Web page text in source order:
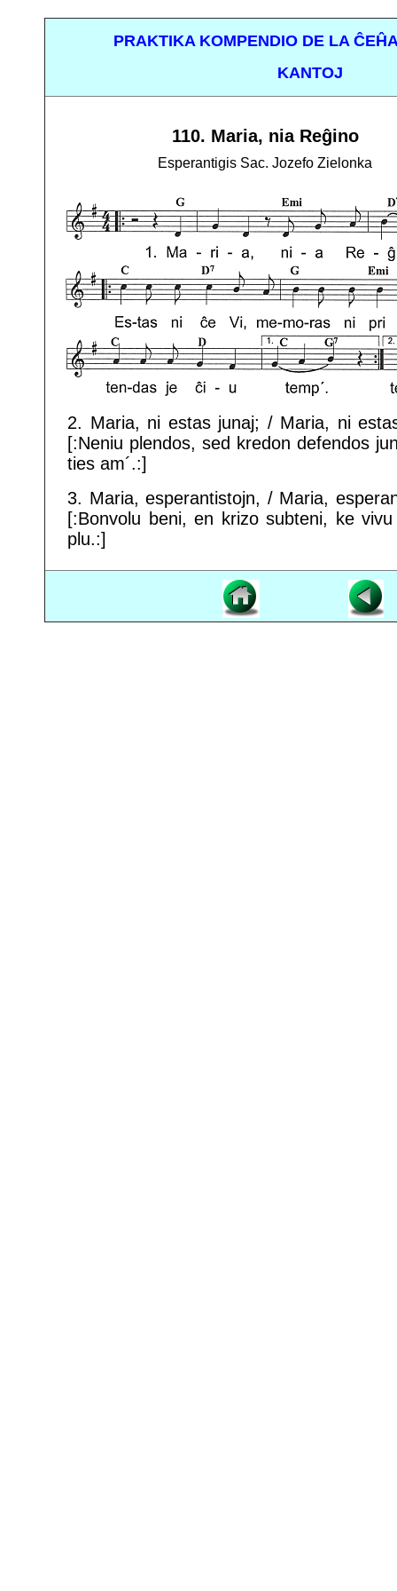
PRAKTIKA KOMPENDIO DE LA
KANTOJ
110. Maria, nia Reĝino
Esperantigis Sac. Jozefo Zielonka
2. Maria, ni estas junaj; / Maria, ni
[:Neniu plendos, sed kredon defendos
ties am´.:]
3. Maria, esperantistojn, / Maria,
[:Bonvolu beni, en krizo subteni, ke
plu.:]